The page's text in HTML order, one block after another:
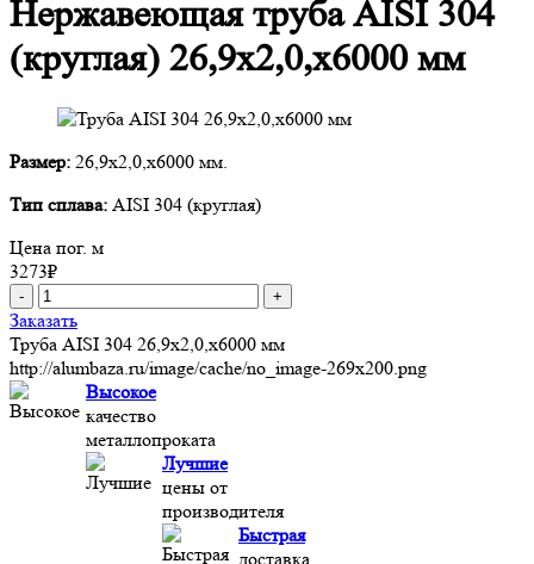
Нержавеющая труба AISI 304
(круглая) 26,9х2,0,х6000 мм
Размер: 26,9х2,0,х6000 мм.
Тип сплава: AISI 304 (круглая)
Цена пог. м
3273₽
- +
Заказать
Труба AISI 304 26,9х2,0,х6000 мм
http://alumbaza.ru/image/cache/no_image-269x200.png
Высокое
качество
металлопроката
Лучшие
цены от
производителя
Быстрая
доставка